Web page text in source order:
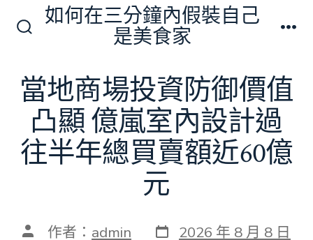
切
換
開
關
如何在三分鐘內假裝自己
是美食家
當地商場投資防御價值
凸顯 億嵐室內設計過
往半年總買賣額近60億
元
文 作者： admin 發
2026 年 8 月 8 日